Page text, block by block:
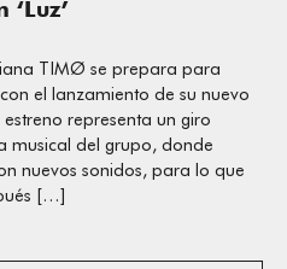
TIMØ se prepara para
el lanzamiento de su nuevo
estreno representa un giro
musical del grupo, donde
nuevos sonidos, para lo que
[…]